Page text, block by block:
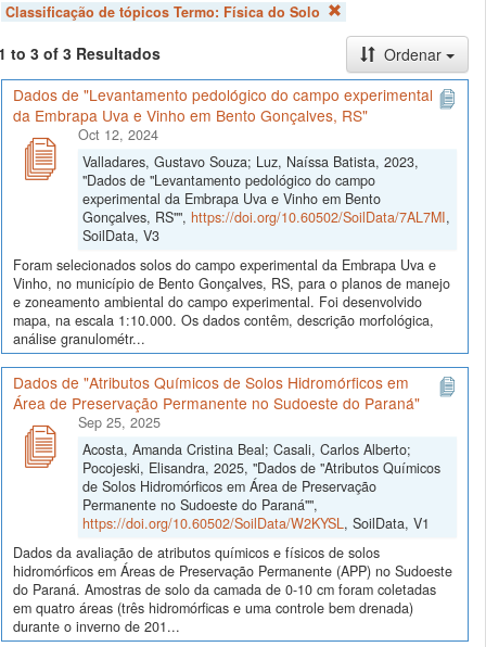
Classificação de tópicos Termo: Física do Solo
to 3 of 3 Resultados
Ordenar
Dados de "Levantamento pedológico do campo experimental
da Embrapa Uva e Vinho em Bento Gonçalves, RS"
Oct 12, 2024
Valladares, Gustavo Souza; Luz, Naíssa Batista, 2023,
"Dados de "Levantamento pedológico do campo
experimental da Embrapa Uva e Vinho em Bento
Gonçalves, RS"", https://doi.org/10.60502/SoilData/7AL7MI,
SoilData, V3
Foram selecionados solos do campo experimental da Embrapa Uva e
Vinho, no município de Bento Gonçalves, RS, para o planos de manejo
e zoneamento ambiental do campo experimental. Foi desenvolvido
mapa, na escala 1:10.000. Os dados contêm, descrição morfológica,
análise granulométr...
Dados de "Atributos Químicos de Solos Hidromórficos em
Área de Preservação Permanente no Sudoeste do Paraná"
Sep 25, 2025
Acosta, Amanda Cristina Beal; Casali, Carlos Alberto;
Pocojeski, Elisandra, 2025, "Dados de "Atributos Químicos
de Solos Hidromórficos em Área de Preservação
Permanente no Sudoeste do Paraná"",
https://doi.org/10.60502/SoilData/W2KYSL, SoilData, V1
Dados da avaliação de atributos químicos e físicos de solos
hidromórficos em Áreas de Preservação Permanente (APP) no Sudoeste
do Paraná. Amostras de solo da camada de 0-10 cm foram coletadas
em quatro áreas (três hidromórficas e uma controle bem drenada)
durante o inverno de 201...